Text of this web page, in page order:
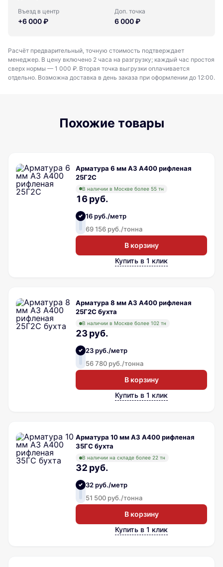
Въезд в центр
+6 000 ₽
Доп. точка
6 000 ₽
Расчёт предварительный, точную стоимость подтверждает
менеджер. В цену включено 2 часа на разгрузку; каждый час простоя
сверх нормы — 1 000 ₽. Вторая точка выгрузки оплачивается
отдельно. Возможна доставка в день заказа при оформлении до 12:00.
Похожие товары
Арматура 6 мм А3 А400 рифленая
25Г2С
В наличии в Москве более 55 тн
16 руб.
16 руб./метр
69 156 руб./тонна
В корзину
Купить в 1 клик
Арматура 8 мм А3 А400 рифленая
25Г2С бухта
В наличии в Москве более 102 тн
23 руб.
23 руб./метр
56 780 руб./тонна
В корзину
Купить в 1 клик
Арматура 10 мм А3 А400 рифленая
35ГС бухта
В наличии на складе более 22 тн
32 руб.
32 руб./метр
51 500 руб./тонна
В корзину
Купить в 1 клик